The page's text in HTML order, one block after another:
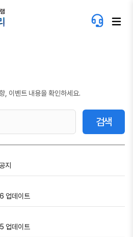
, 이벤트 내용을 확인하세요.
검색
지
업데이트
업데이트